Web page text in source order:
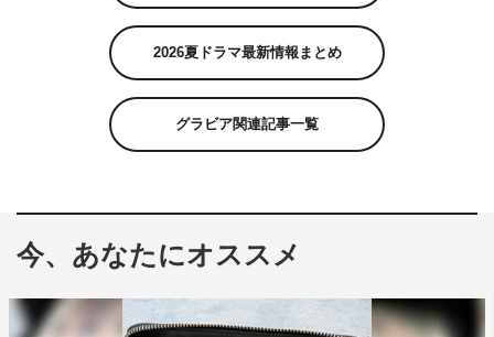
2026夏ドラマ最新情報まとめ
グラビア関連記事一覧
今、あなたにオススメ